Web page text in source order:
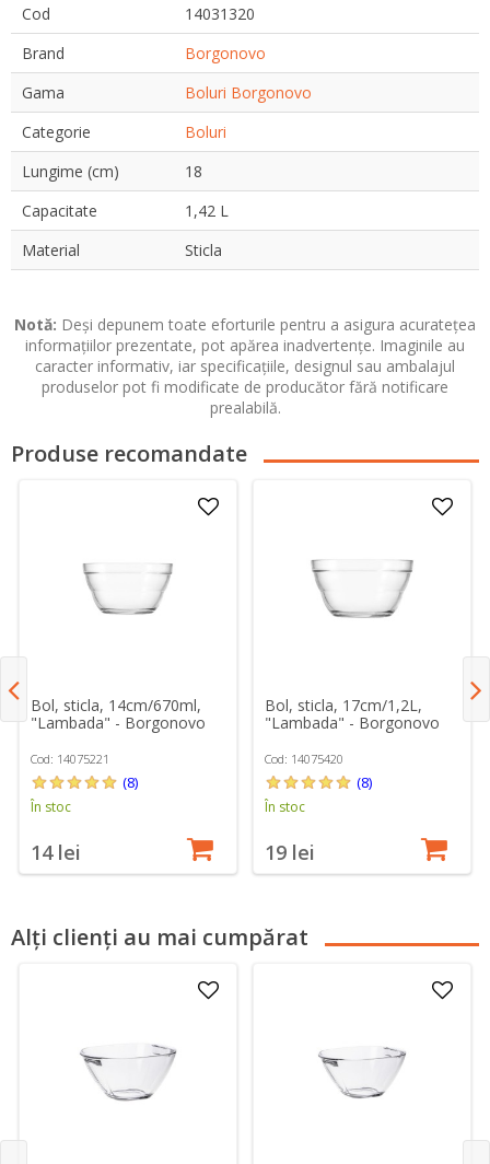
Cod
14031320
Brand
Borgonovo
Gama
Boluri Borgonovo
Categorie
Boluri
Lungime (cm)
18
Capacitate
1,42 L
Material
Sticla
Notă: Deși depunem toate eforturile pentru a asigura acuratețea
informațiilor prezentate, pot apărea inadvertențe. Imaginile au
caracter informativ, iar specificațiile, designul sau ambalajul
produselor pot fi modificate de producător fără notificare
prealabilă.
Produse recomandate
Bol, sticla, 14cm/670ml,
"Lambada" - Borgonovo
Cod: 14075221
(8)
În stoc
14 lei
Bol, sticla, 17cm/1,2L,
"Lambada" - Borgonovo
Cod: 14075420
(8)
În stoc
19 lei
Alți clienți au mai cumpărat